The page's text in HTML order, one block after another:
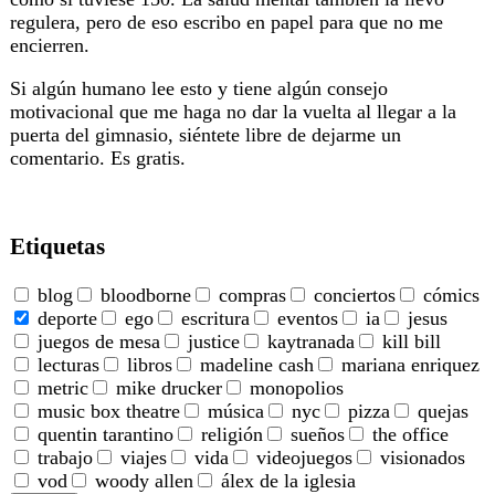
regulera, pero de eso escribo en papel para que no me
encierren.
Si algún humano lee esto y tiene algún consejo
motivacional que me haga no dar la vuelta al llegar a la
puerta del gimnasio, siéntete libre de dejarme un
comentario. Es gratis.
Etiquetas
blog bloodborne compras conciertos
cómics
deporte
ego escritura eventos ia
jesus
juegos de mesa
justice kaytranada
kill bill
lecturas
libros madeline cash
mariana enriquez
metric
mike drucker
monopolios
music box theatre
música nyc pizza
quejas
quentin tarantino
religión sueños
the office
trabajo
viajes vida videojuegos
visionados
vod
woody allen álex de la iglesia